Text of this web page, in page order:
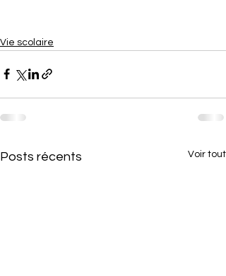
Vie scolaire
Posts récents Voir tout